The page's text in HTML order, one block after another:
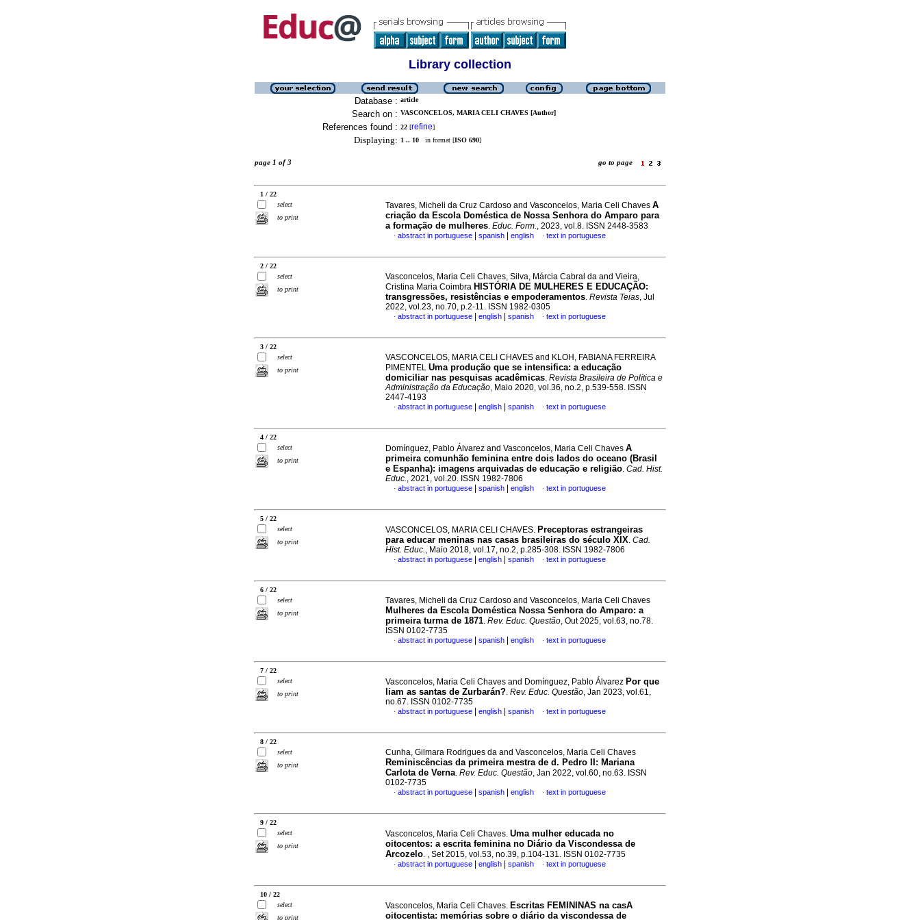
Library collection
Database : article
Search on : VASCONCELOS, MARIA CELI CHAVES [Author]
References found : 22 [refine]
Displaying: 1 .. 10 in format [ISO 690]
page 1 of 3 go to page
1 / 22
select
to print
Tavares, Micheli da Cruz Cardoso and Vasconcelos, Maria Celi Chaves A
criação da Escola Doméstica de Nossa Senhora do Amparo para
a formação de mulheres. Educ. Form., 2023, vol.8. ISSN 2448-3583
· abstract in portuguese spanish english · text in portuguese
2 / 22
select
to print
Vasconcelos, Maria Celi Chaves, Silva, Márcia Cabral da and Vieira,
Cristina Maria Coimbra HISTÓRIA DE MULHERES E EDUCAÇÃO:
transgressões, resistências e empoderamentos. Revista Teias, Jul
2022, vol.23, no.70, p.2-11. ISSN 1982-0305
· abstract in portuguese english spanish · text in portuguese
3 / 22
select
to print
VASCONCELOS, MARIA CELI CHAVES and KLOH, FABIANA FERREIRA
PIMENTEL Uma produção que se intensifica: a educação
domiciliar nas pesquisas acadêmicas. Revista Brasileira de Política e
Administração da Educação, Maio 2020, vol.36, no.2, p.539-558. ISSN
2447-4193
· abstract in portuguese english spanish · text in portuguese
4 / 22
select
to print
Domínguez, Pablo Álvarez and Vasconcelos, Maria Celi Chaves A
primeira comunhão feminina entre dois lados do oceano (Brasil
e Espanha): imagens arquivadas de educação e religião. Cad. Hist.
Educ., 2021, vol.20. ISSN 1982-7806
· abstract in portuguese spanish english · text in portuguese
5 / 22
select
to print
VASCONCELOS, MARIA CELI CHAVES. Preceptoras estrangeiras
para educar meninas nas casas brasileiras do século XIX. Cad.
Hist. Educ., Maio 2018, vol.17, no.2, p.285-308. ISSN 1982-7806
· abstract in portuguese english spanish · text in portuguese
6 / 22
select
to print
Tavares, Micheli da Cruz Cardoso and Vasconcelos, Maria Celi Chaves
Mulheres da Escola Doméstica Nossa Senhora do Amparo: a
primeira turma de 1871. Rev. Educ. Questão, Out 2025, vol.63, no.78.
ISSN 0102-7735
· abstract in portuguese spanish english · text in portuguese
7 / 22
select
to print
Vasconcelos, Maria Celi Chaves and Domínguez, Pablo Álvarez Por que
liam as santas de Zurbarán?. Rev. Educ. Questão, Jan 2023, vol.61,
no.67. ISSN 0102-7735
· abstract in portuguese english spanish · text in portuguese
8 / 22
select
to print
Cunha, Gilmara Rodrigues da and Vasconcelos, Maria Celi Chaves
Reminiscências da primeira mestra de d. Pedro II: Mariana
Carlota de Verna. Rev. Educ. Questão, Jan 2022, vol.60, no.63. ISSN
0102-7735
· abstract in portuguese spanish english · text in portuguese
9 / 22
select
to print
Vasconcelos, Maria Celi Chaves. Uma mulher educada no
oitocentos: a escrita feminina no Diário da Viscondessa de
Arcozelo. , Set 2015, vol.53, no.39, p.104-131. ISSN 0102-7735
· abstract in portuguese english spanish · text in portuguese
10 / 22
select
to print
Vasconcelos, Maria Celi Chaves. Escritas FEMININAS na casA
oitocentista: memórias sobre o diário da viscondessa de